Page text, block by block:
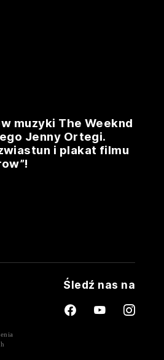
muzyki The Weeknd
Jenny Ortegi.
i plakat filmu
Śledź nas na